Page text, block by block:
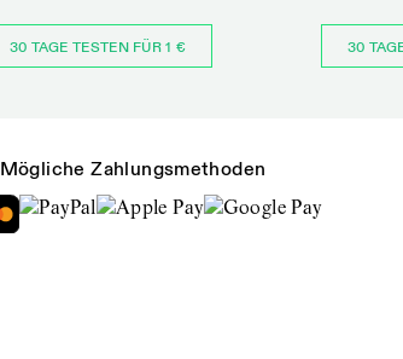
30 TAGE TESTEN FÜR 1 € 30
Mögliche Zahlungsmethoden